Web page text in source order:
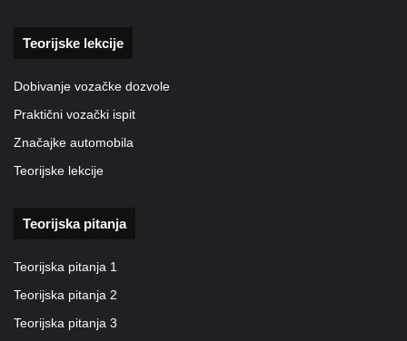
Teorijske lekcije
Dobivanje vozačke dozvole
Praktični vozački ispit
Značajke automobila
Teorijske lekcije
Teorijska pitanja
Teorijska pitanja 1
Teorijska pitanja 2
Teorijska pitanja 3